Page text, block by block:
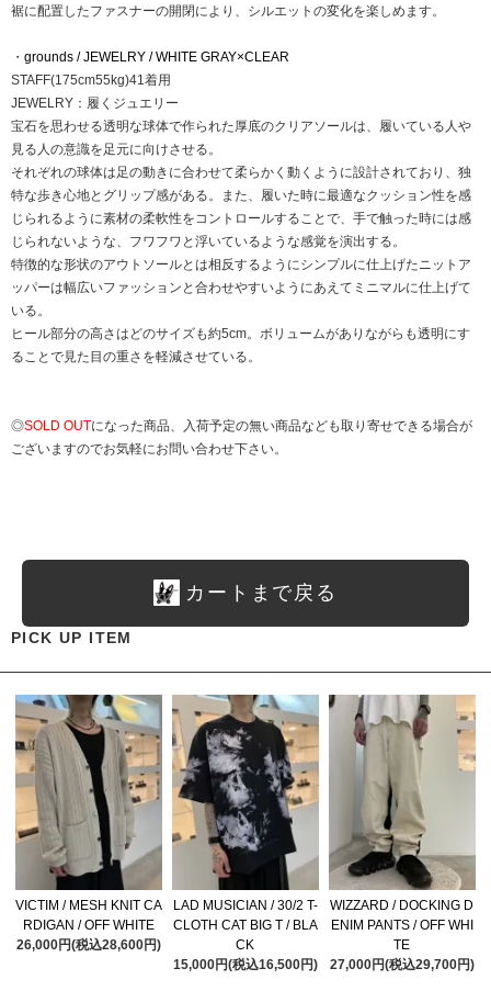
裾に配置したファスナーの開閉により、シルエットの変化を楽しめます。
・ grounds / JEWELRY / WHITE GRAY×CLEAR
STAFF(175cm55kg)41着用
JEWELRY：履くジュエリー
宝石を思わせる透明な球体で作られた厚底のクリアソールは、履いている人や
見る人の意識を足元に向けさせる。
それぞれの球体は足の動きに合わせて柔らかく動くように設計されており、独
特な歩き心地とグリップ感がある。また、履いた時に最適なクッション性を感
じられるように素材の柔軟性をコントロールすることで、手で触った時には感
じられないような、フワフワと浮いているような感覚を演出する。
特徴的な形状のアウトソールとは相反するようにシンプルに仕上げたニットア
ッパーは幅広いファッションと合わせやすいようにあえてミニマルに仕上げて
いる。
ヒール部分の高さはどのサイズも約5cm。ボリュームがありながらも透明にす
ることで見た目の重さを軽減させている。
◎SOLD OUTになった商品、入荷予定の無い商品なども取り寄せできる場合が
ございますのでお気軽にお問い合わせ下さい。
カートまで戻る
PICK UP ITEM
VICTIM / MESH KNIT CA
RDIGAN / OFF WHITE
26,000円(税込28,600円)
LAD MUSICIAN / 30/2 T-
CLOTH CAT BIG T / BLA
CK
15,000円(税込16,500円)
WIZZARD / DOCKING D
ENIM PANTS / OFF WHI
TE
27,000円(税込29,700円)